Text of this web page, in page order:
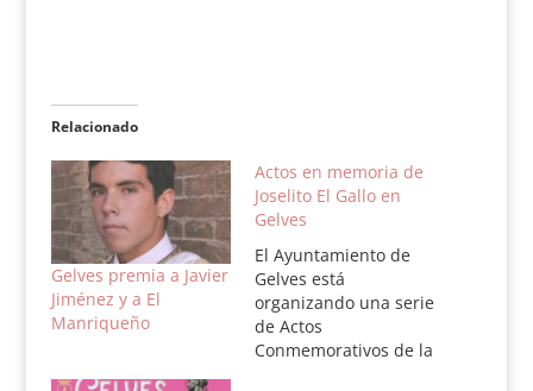
Relacionado
Gelves premia a Javier
Jiménez y a El
Manriqueño
Actos en memoria de
Joselito El Gallo en
Gelves
El Ayuntamiento de
Gelves está
organizando una serie
de Actos
Conmemorativos de la